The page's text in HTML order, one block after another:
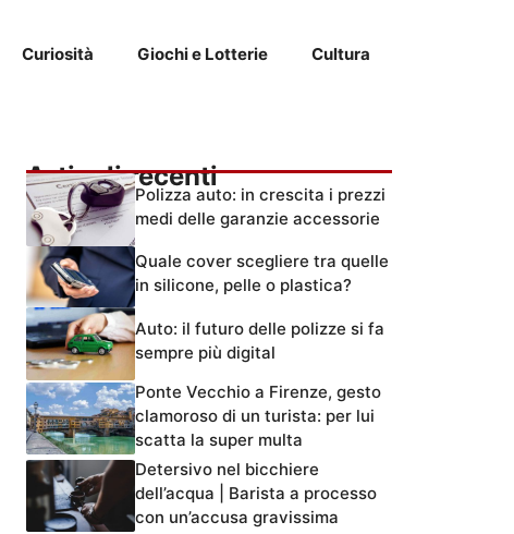
Curiosità Giochi e Lotterie Cultura
Articoli recenti
Polizza auto: in crescita i prezzi
medi delle garanzie accessorie
Quale cover scegliere tra quelle
in silicone, pelle o plastica?
Auto: il futuro delle polizze si fa
sempre più digital
Ponte Vecchio a Firenze, gesto
clamoroso di un turista: per lui
scatta la super multa
Detersivo nel bicchiere
dell’acqua | Barista a processo
con un’accusa gravissima